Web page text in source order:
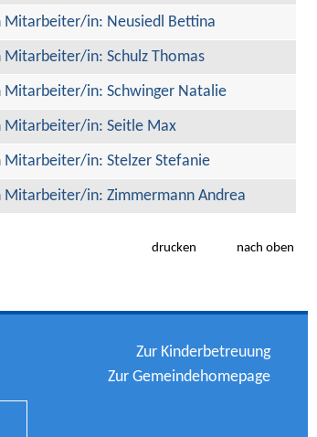
drucken nach oben
Zur Kinderbetreuung
Zur Gemeindehomepage